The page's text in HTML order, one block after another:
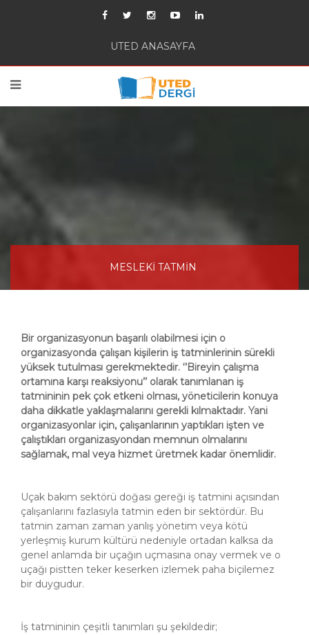
UTED ANASAYFA
MESLEKİ TATMİN
Bir organizasyonun başarılı olabilmesi için o
organizasyonda çalışan kişilerin iş tatminlerinin sürekli
yüksek tutulması gerekmektedir. ‘’Bireyin çalışma
ortamına karşı reaksiyonu’’ olarak tanımlanan iş
tatmininin pek çok etkeni olması, yöneticilerin konuya
daha dikkatle yaklaşmalarını gerekli kılmaktadır. Yani
organizasyonlar için, çalışanlarının yaptıkları işten ve
çalıştıkları organizasyondan memnun olmalarını
sağlamak, mal veya hizmet üretmek kadar önemlidir.
Uçak bakım sektörü doğası gereği iş tatmini açısından
çalışanlarını fazlasıyla tatmin eden bir sektördür. Bu
tatmin zaman zaman yanlış yönetim veya kötü
yerleşmiş kurum kültürü nedeniyle ortadan kalksa da
genel anlamda bir uçağın uçmasına onay vermek ve o
uçağı pistten teker keserken izlemek paha biçilemez
bir duygudur.
İş tatmininin çeşitli tanımları şu şekildedir;